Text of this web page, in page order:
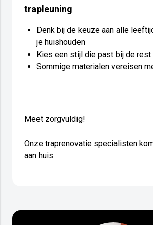
trapleuning
Denk bij de keuze aan alle
je huishouden
Kies een stijl die past bij de rest
Sommige materialen vereisen
Meet zorgvuldig!
Onze traprenovatie specialisten
aan huis.